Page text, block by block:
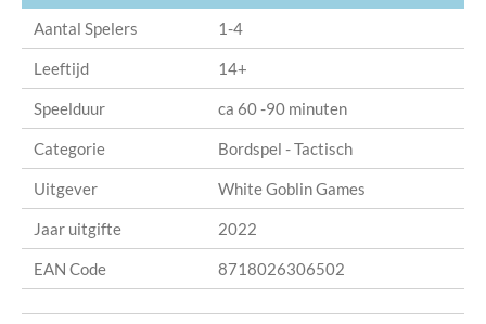
Aantal Spelers
1-4
Leeftijd 14+
Speelduur ca 60 -90 minuten
Categorie Bordspel - Tactisch
Uitgever White Goblin Games
Jaar uitgifte 2022
EAN Code 8718026306502